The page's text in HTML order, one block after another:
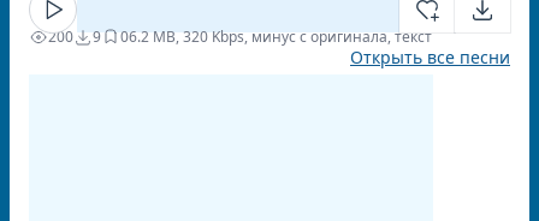
200 9 06.2 MB, 320 Kbps, минус с оригинала, текст
Открыть все песни